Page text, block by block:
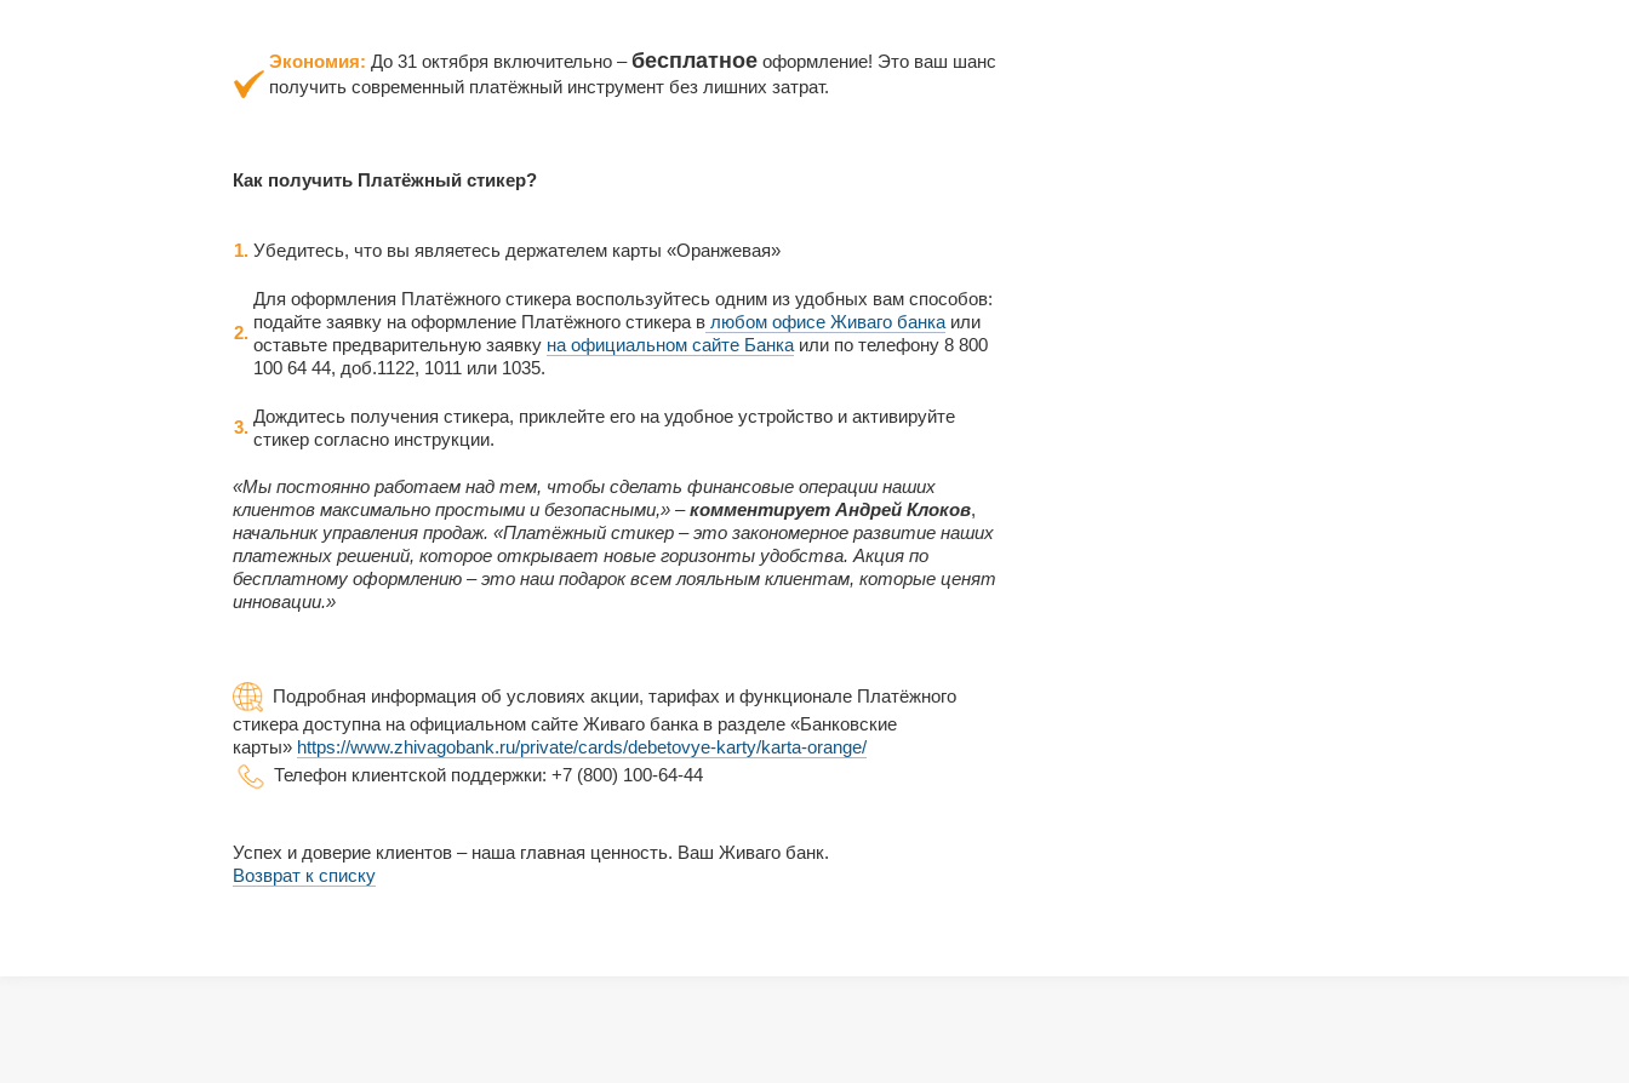
Экономия: До 31 октября включительно –бесплатное оформление! Это ваш шанс
получить современный платёжный инструмент без лишних затрат.
Как получить Платёжный стикер?
1. Убедитесь, что вы являетесь держателем карты «Оранжевая»
2.
Для оформления Платёжного стикера воспользуйтесь одним из удобных вам способов:
подайте заявку на оформление Платёжного стикера в любом офисе Живаго банка или
оставьте предварительную заявку на официальном сайте Банка или по телефону 8 800
100 64 44, доб.1122, 1011 или 1035.
3.
Дождитесь получения стикера, приклейте его на удобное устройство и активируйте
стикер согласно инструкции.
«Мы постоянно работаем над тем, чтобы сделать финансовые операции наших
клиентов максимально простыми и безопасными,» – комментирует Андрей Клоков,
начальник управления продаж. «Платёжный стикер – это закономерное развитие наших
платежных решений, которое открывает новые горизонты удобства. Акция по
бесплатному оформлению – это наш подарок всем лояльным клиентам, которые ценят
инновации.»
Подробная информация об условиях акции, тарифах и функционале Платёжного
стикера доступна на официальном сайте Живаго банка в разделе «Банковские
карты» https://www.zhivagobank.ru/private/cards/debetovye-karty/karta-orange/
Телефон клиентской поддержки: +7 (800) 100-64-44
Успех и доверие клиентов – наша главная ценность. Ваш Живаго банк.
Возврат к списку